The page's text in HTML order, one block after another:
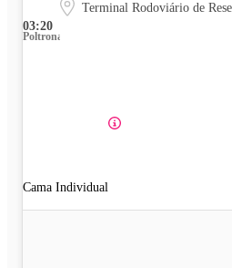
03:20
Terminal Rodoviário de
Poltrona
Cama Individual